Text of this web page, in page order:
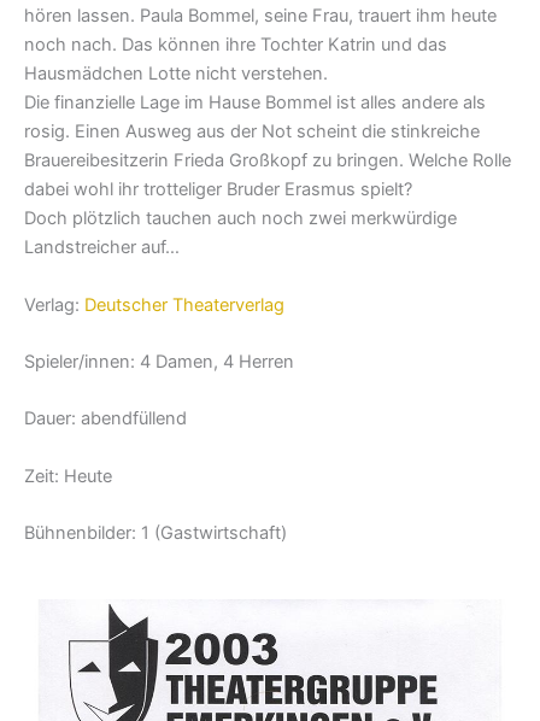
hören lassen. Paula Bommel, seine Frau, trauert ihm heute
noch nach. Das können ihre Tochter Katrin und das
Hausmädchen Lotte nicht verstehen.
Die finanzielle Lage im Hause Bommel ist alles andere als
rosig. Einen Ausweg aus der Not scheint die stinkreiche
Brauereibesitzerin Frieda Großkopf zu bringen. Welche Rolle
dabei wohl ihr trotteliger Bruder Erasmus spielt?
Doch plötzlich tauchen auch noch zwei merk­würdige
Landstreicher auf…
Verlag: Deutscher Theaterverlag
Spieler/innen: 4 Damen, 4 Herren
Dauer: abendfüllend
Zeit: Heute
Bühnenbilder: 1 (Gastwirtschaft)